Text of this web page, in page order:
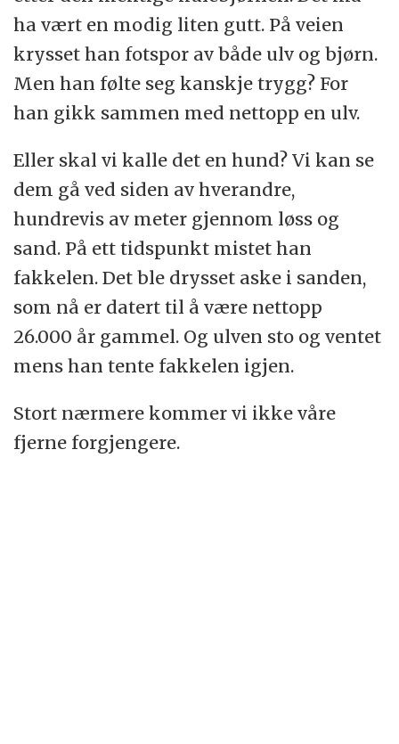
ha vært en modig liten gutt. På veien
krysset han fotspor av både ulv og bjørn.
Men han følte seg kanskje trygg? For
han gikk sammen med nettopp en ulv.
Eller skal vi kalle det en hund? Vi kan se
dem gå ved siden av hverandre,
hundrevis av meter gjennom løss og
sand. På ett tidspunkt mistet han
fakkelen. Det ble drysset aske i sanden,
som nå er datert til å være nettopp
26.000 år gammel. Og ulven sto og ventet
mens han tente fakkelen igjen.
Stort nærmere kommer vi ikke våre
fjerne forgjengere.